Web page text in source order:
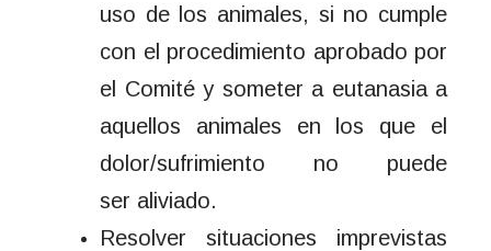
uso de los animales, si no cumple
con el procedimiento aprobado por
el Comité y someter a eutanasia a
aquellos animales en los que el
dolor/sufrimiento no puede
ser aliviado.
Resolver situaciones imprevistas